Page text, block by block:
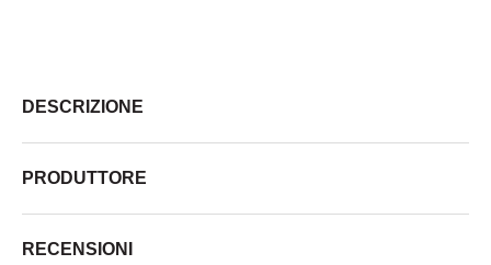
DESCRIZIONE
PRODUTTORE
RECENSIONI